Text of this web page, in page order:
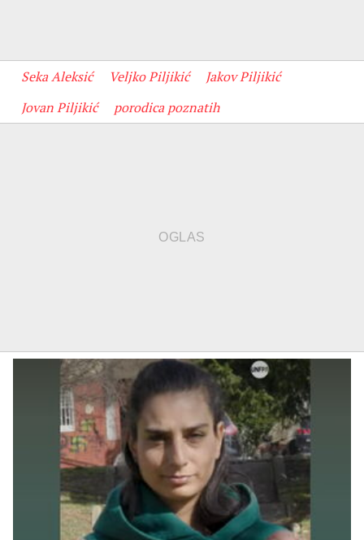
Seka Aleksić Veljko Piljikić
Jakov Piljikić
Jovan Piljikić
porodica poznatih